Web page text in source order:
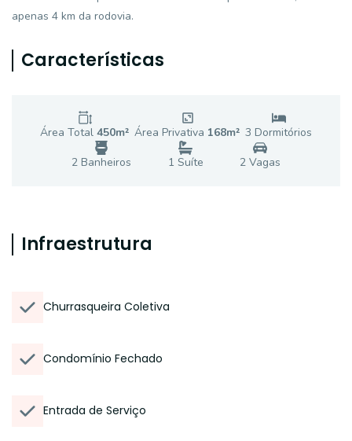
apenas 4 km da rodovia.
Características
Área Total 450m² Área Privativa 168m² 3 Dormitórios
2 Banheiros 1 Suíte 2Vagas
Infraestrutura
Churrasqueira Coletiva
Condomínio Fechado
Entrada de Serviço